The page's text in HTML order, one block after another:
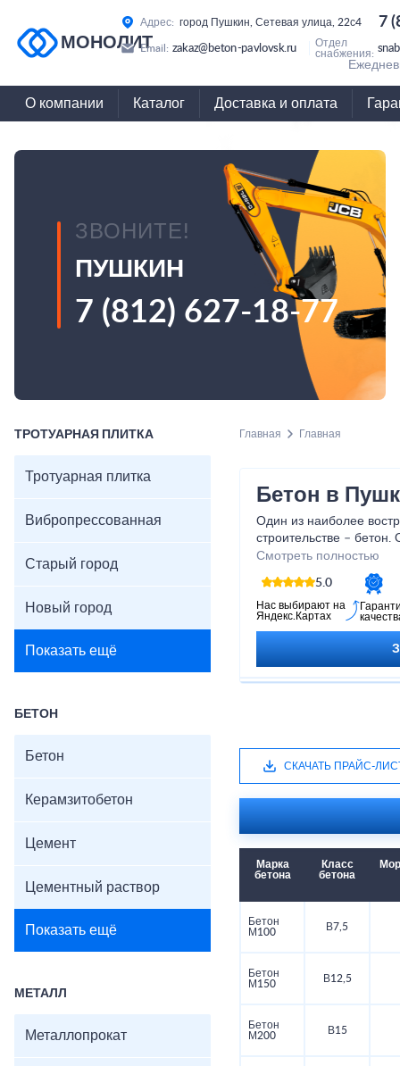
МОНОЛИТ
Адрес: город Пушкин, Сетевая улица, 22с4 7
Email: zakaz@beton-pavlovsk.ru
Отдел
снабжения:
О компании Каталог Доставка и оплата
ЗВОНИТЕ!
ПУШКИН
7 (812) 627-18-77
ТРОТУАРНАЯ ПЛИТКА
Тротуарная плитка
Вибропрессованная
Старый город
Новый город
Показать ещё
БЕТОН
Бетон
Керамзитобетон
Цемент
Цементный раствор
Показать ещё
МЕТАЛЛ
Металлопрокат
Главная Главная
Бетон в
Один из наиболее
строительстве –
и обустройстве
его изготовлении,
материалов и
некоторые факторы,
бетонного раствора.
Смотреть полностью
5.0
Нас выбирают на
Яндекс.Картах
СКАЧАТЬ ПРАЙС-
Марка
бетона
Класс
бетона
Бетон
М100
В7,5
Бетон
М150
В12,5
Бетон
М200
В15